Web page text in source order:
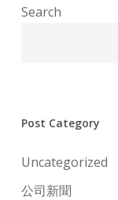
Search
Post Category
Uncategorized
公司新聞